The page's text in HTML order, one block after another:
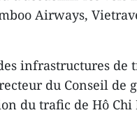
Airways,
infrastructures de
du Conseil de
du trafic de Hô